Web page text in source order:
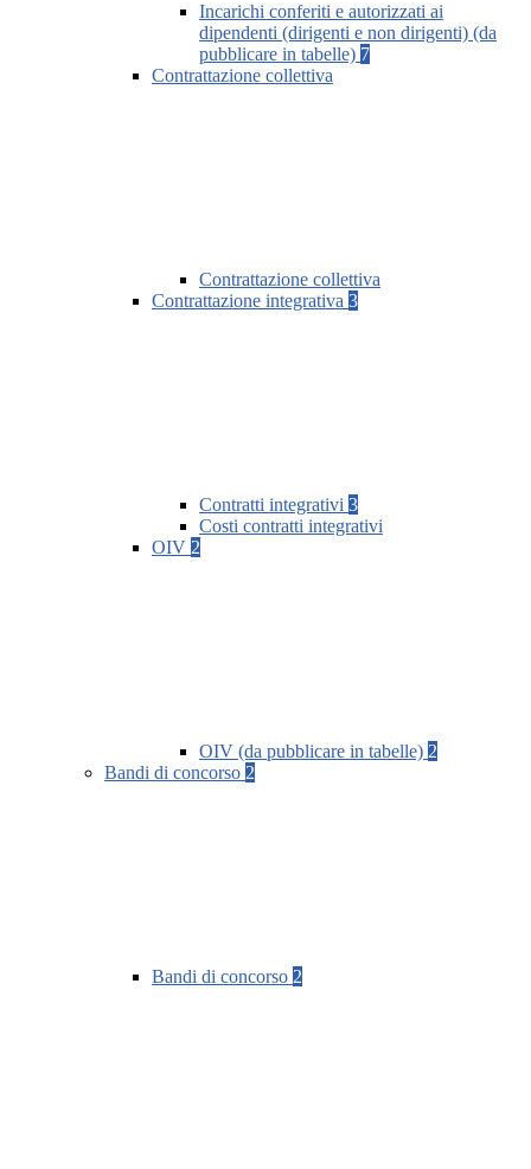
Incarichi conferiti e autorizzati ai
dipendenti (dirigenti e non dirigenti) (da
pubblicare in tabelle) 7
Contrattazione collettiva
Contrattazione collettiva
Contrattazione integrativa 3
Contratti integrativi 3
Costi contratti integrativi
OIV 2
OIV (da pubblicare in tabelle) 2
Bandi di concorso 2
Bandi di concorso 2